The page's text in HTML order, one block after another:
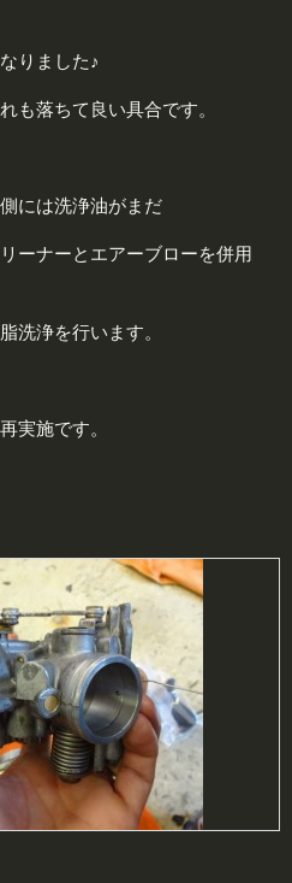
りました♪
も落ちて良い具合です。
には洗浄油がまだ
ーナーとエアーブローを併用
洗浄を行います。
実施です。